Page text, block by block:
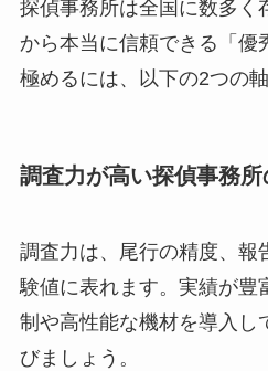
探偵事務所は全国に数多く
から本当に信頼できる「優
極めるには、以下の2つの
調査力が高い探偵事務所
調査力は、尾行の精度、報
験値に表れます。実績が豊
制や高性能な機材を導入し
びましょう。